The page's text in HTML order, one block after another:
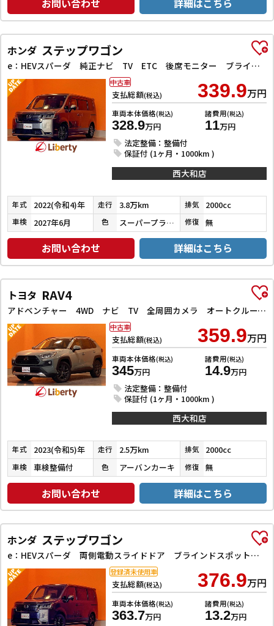
お問い合わせ 詳細はこちら
ホンダ ステップワゴン
e：HEVスパーダ 純正ナビ TV ETC 後席モニター ブラインドスポットモニター オートクルーズコントロール レーンアシスト 衝突被害軽減システム 両側電動スライドドア オートライト LEDヘッドランプ スマートキー
支払総額(税込) 339.9万円
車両本体価格(税込)
328.9万円
諸費用(税込)
11万円
法定整備：整備付
保証付 (1ヶ月・1000km )
中古車
西大和店
年式 2022(令和4)年 走行 3.8万km 排気 2000cc
車検 2027年6月 色 スーパープラチナグレーメタリック 修復 無
お問い合わせ 詳細はこちら
トヨタ RAV4
アドベンチャー 4WD ナビ TV 全周囲カメラ オートクルーズコントロール レーンアシスト パワーシート 衝突被害軽減システム オートマチックハイビーム オートライト LEDヘッドランプ アルミホイール
支払総額(税込) 359.9万円
車両本体価格(税込)
345万円
諸費用(税込)
14.9万円
法定整備：整備付
保証付 (1ヶ月・1000km )
中古車
西大和店
年式 2023(令和5)年 走行 2.5万km 排気 2000cc
車検 車検整備付 色 アーバンカーキ 修復 無
お問い合わせ 詳細はこちら
ホンダ ステップワゴン
e：HEVスパーダ 両側電動スライドドア ブラインドスポットモニター クリアランスソナー オートクルーズコントロール レーンアシスト 衝突被害軽減システム オートライト LEDヘッドランプ スマートキー 電動格納ミラー
支払総額(税込) 376.9万円
車両本体価格(税込)
363.7万円
諸費用(税込)
13.2万円
登録済未使用車